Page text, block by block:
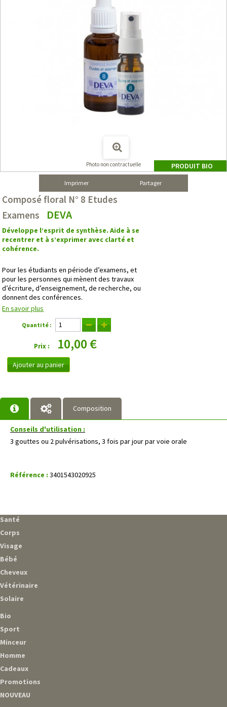
PRODUIT BIO
Photo non contractuelle
Imprimer Partager
Composé floral N° 8 Etudes
Examens
DEVA
Développe l’esprit de synthèse. Aide à se
recentrer et à s’exprimer avec clarté et
cohérence.
Pour les étudiants en période d’examens, et
pour les personnes qui mènent des travaux
d’écriture, d’enseignement, de recherche, ou
donnent des conférences.
En savoir plus
Quantité :
Prix : 10,00 €
Ajouter au panier
Composition
Conseils d'utilisation :
3 gouttes ou 2 pulvérisations, 3 fois par jour par voie orale
Référence : 3401543020925
Santé
Corps
Visage
Bébé
Cheveux
Vétérinaire
Solaire
Bio
Sport
Minceur
Homme
Cadeaux
Promotions
NOUVEAU